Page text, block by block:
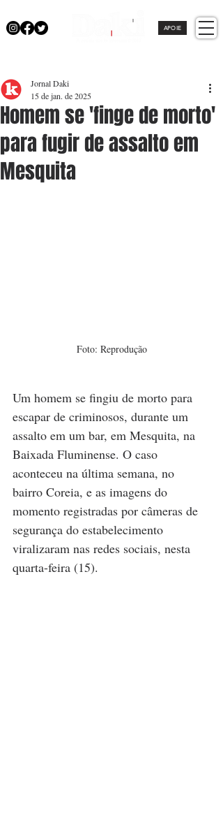
APOIE
Homem se 'finge de morto'
para fugir de assalto em
Mesquita
Jornal Daki
15 de jan. de 2025
Foto: Reprodução
Um homem se fingiu de morto para
escapar de criminosos, durante um
assalto em um bar, em Mesquita, na
Baixada Fluminense. O caso
aconteceu na última semana, no
bairro Coreia, e as imagens do
momento registradas por câmeras de
segurança do estabelecimento
viralizaram nas redes sociais, nesta
quarta-feira (15).